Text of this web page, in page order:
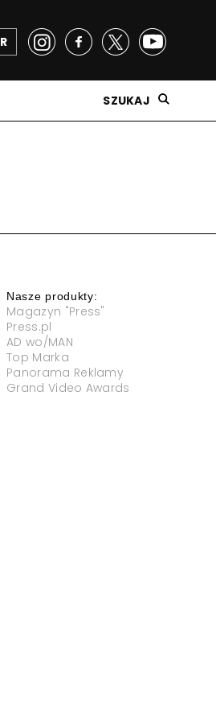
SZUKAJ
Nasze produkty:
Magazyn "Press"
Press.pl
AD wo/MAN
Top Marka
Panorama Reklamy
Grand Video Awards